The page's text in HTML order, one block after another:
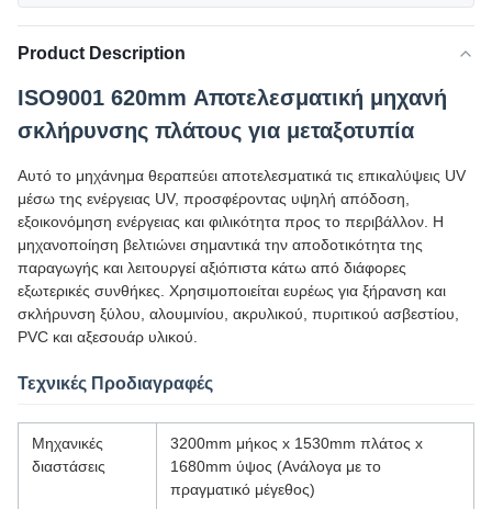
Product Description
ISO9001 620mm Αποτελεσματική μηχανή
σκλήρυνσης πλάτους για μεταξοτυπία
Αυτό το μηχάνημα θεραπεύει αποτελεσματικά τις επικαλύψεις UV
μέσω της ενέργειας UV, προσφέροντας υψηλή απόδοση,
εξοικονόμηση ενέργειας και φιλικότητα προς το περιβάλλον. Η
μηχανοποίηση βελτιώνει σημαντικά την αποδοτικότητα της
παραγωγής και λειτουργεί αξιόπιστα κάτω από διάφορες
εξωτερικές συνθήκες. Χρησιμοποιείται ευρέως για ξήρανση και
σκλήρυνση ξύλου, αλουμινίου, ακρυλικού, πυριτικού ασβεστίου,
PVC και αξεσουάρ υλικού.
Τεχνικές Προδιαγραφές
Μηχανικές
διαστάσεις
3200mm μήκος x 1530mm πλάτος x
1680mm ύψος (Ανάλογα με το
πραγματικό μέγεθος)